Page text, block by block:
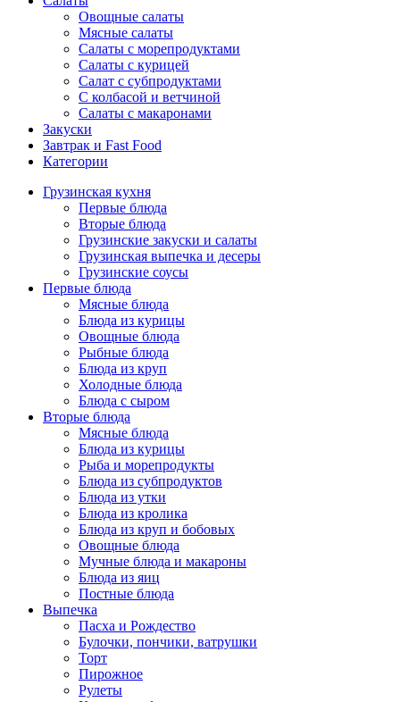
Овощные салаты
Мясные салаты
Салаты с морепродуктами
Салаты с курицей
Салат с субпродуктами
С колбасой и ветчиной
Салаты с макаронами
Закуски
Завтрак и Fast Food
Категории
Грузинская кухня
Первые блюда
Вторые блюда
Грузинские закуски и салаты
Грузинская выпечка и десеры
Грузинские соусы
Первые блюда
Мясные блюда
Блюда из курицы
Овощные блюда
Рыбные блюда
Блюда из круп
Холодные блюда
Блюда с сыром
Вторые блюда
Мясные блюда
Блюда из курицы
Рыба и морепродукты
Блюда из субпродуктов
Блюда из утки
Блюда из кролика
Блюда из круп и бобовых
Овощные блюда
Мучные блюда и макароны
Блюда из яиц
Постные блюда
Выпечка
Пасха и Рождество
Булочки, пончики, ватрушки
Торт
Пирожное
Рулеты